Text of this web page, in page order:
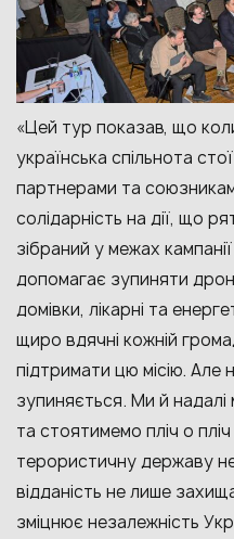
«Цей тур показав, що
українська спільнота
партнерами та
солідарність на дії, що
зібраний у межах
допомагає зупиняти
домівки, лікарні та
щиро вдячні кожній
підтримати цю місію.
зупиняється. Ми й надалі
та стоятимемо пліч о
терористичну державу
відданість не лише
зміцнює незалежність